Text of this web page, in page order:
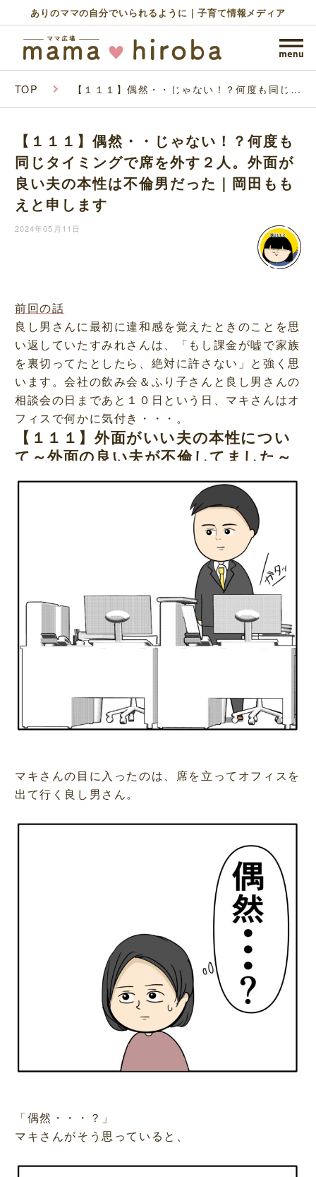
ありのママの自分でいられるように｜子育て情報メディア
TOP 【１１１】偶然・・じゃない！？何度も同じタ
は不倫男だった｜岡田ももえと申します
【１１１】偶然・・じゃない！？何度も
同じタイミングで席を外す２人。外面が
良い夫の本性は不倫男だった｜岡田もも
えと申します
2024年05月11日
前回の話
良し男さんに最初に違和感を覚えたときのことを思
い返していたすみれさんは、「もし課金が嘘で家族
を裏切ってたとしたら、絶対に許さない」と強く思
います。会社の飲み会＆ふり子さんと良し男さんの
相談会の日まであと１０日という日、マキさんはオ
フィスで何かに気付き・・・。
【１１１】外面がいい夫の本性につい
て～外面の良い夫が不倫してました～
マキさんの目に入ったのは、席を立ってオフィスを
出て行く良し男さん。
「偶然・・・？」
マキさんがそう思っていると、